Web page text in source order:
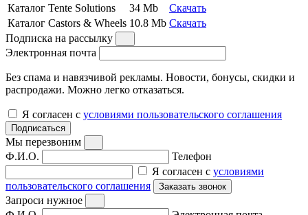
Каталог Tente Solutions
34 Mb
Скачать
Каталог Castors & Wheels 10.8 Mb Скачать
Подписка на рассылку
Электронная почта
Без спама и навязчивой рекламы. Новости, бонусы, скидки и
распродажи. Можно легко отказаться.
Я согласен с условиями пользовательского соглашения
Подписаться
Мы перезвоним
Ф.И.О.
Телефон
Я согласен с условиями
пользовательского соглашения
Заказать звонок
Запроси нужное